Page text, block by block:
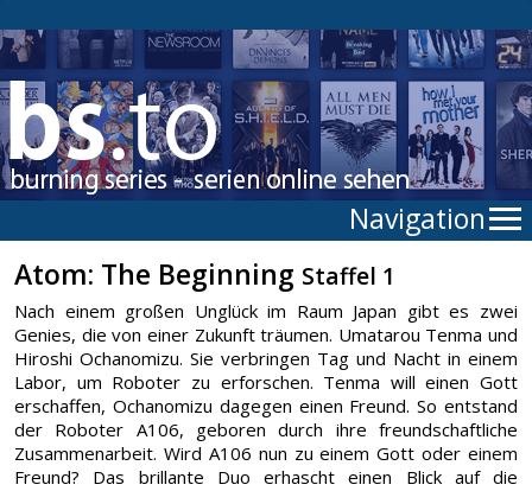
Navigation
Atom: The Beginning Staffel 1
Nach einem großen Unglück im Raum Japan gibt es zwei
Genies, die von einer Zukunft träumen. Umatarou Tenma und
Hiroshi Ochanomizu. Sie verbringen Tag und Nacht in einem
Labor, um Roboter zu erforschen. Tenma will einen Gott
erschaffen, Ochanomizu dagegen einen Freund. So entstand
der Roboter A106, geboren durch ihre freundschaftliche
Zusammenarbeit. Wird A106 nun zu einem Gott oder einem
Freund? Das brillante Duo erhascht einen Blick auf die